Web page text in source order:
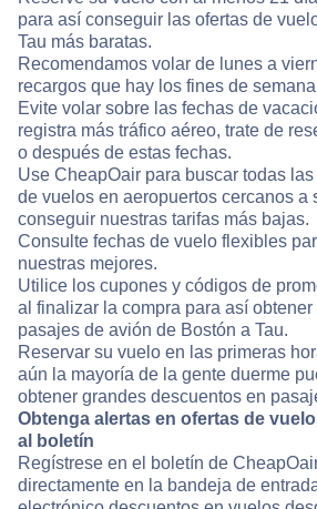
para así conseguir las ofertas de
Tau más baratas.
Recomendamos volar de lunes a
recargos que hay los fines de
Evite volar sobre las fechas de
registra más tráfico aéreo, trate de
o después de estas fechas.
Use CheapOair para buscar todas
de vuelos en aeropuertos cercanos a
conseguir nuestras tarifas más bajas.
Consulte fechas de vuelo flexibles
nuestras mejores.
Utilice los cupones y códigos de
al finalizar la compra para así
pasajes de avión de Bostón a Tau.
Reservar su vuelo en las primeras
aún la mayoría de la gente duerme
obtener grandes descuentos en
Obtenga alertas en ofertas de
al boletín
Regístrese en el boletín de
directamente en la bandeja de